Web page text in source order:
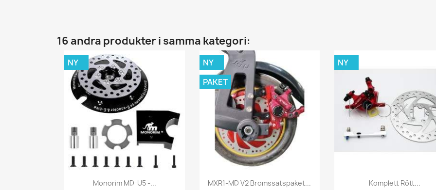
16 andra produkter i samma kategori:
Snabbvy
Monorim MD-U5 -...
NY
Snabbvy
MXR1-MD V2 Bromssatspaket...
NY
PAKET
Snabbvy
Komplett Rött...
NY